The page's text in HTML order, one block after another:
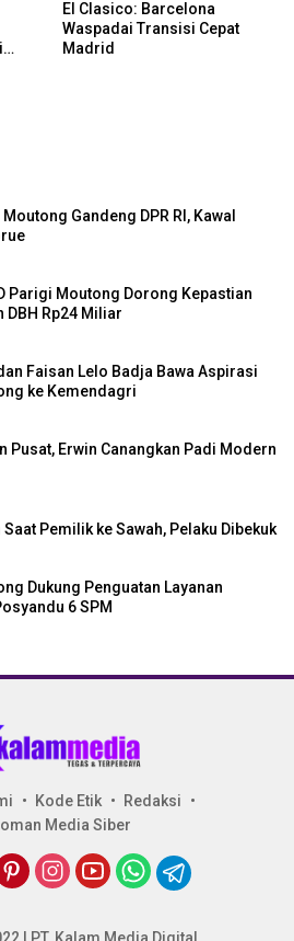
El Clasico: Barcelona
Waspadai Transisi Cepat
Madrid
Gandeng DPR RI, Kawal
Parigi Moutong Dorong Kepastian
DBH Rp24 Miliar
Faisan Lelo Badja Bawa Aspirasi
ke Kemendagri
Pusat, Erwin Canangkan Padi Modern
Pemilik ke Sawah, Pelaku Dibekuk
Dukung Penguatan Layanan
6 SPM
Kode Etik
Redaksi
Media Siber
| PT. Kalam Media Digital